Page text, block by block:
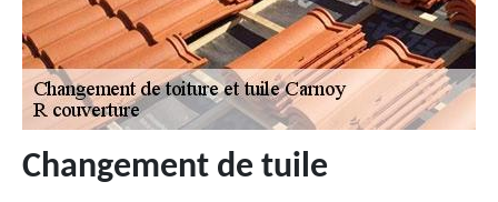
Changement de tuile